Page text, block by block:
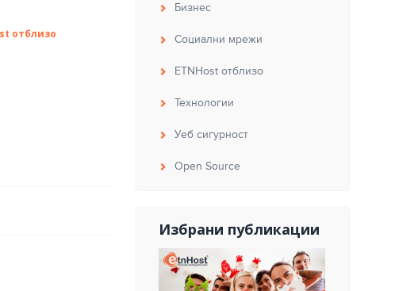
отблизо
Бизнес
Социални мрежи
ETNHost отблизо
Технологии
Уеб сигурност
Open Source
Избрани публикации